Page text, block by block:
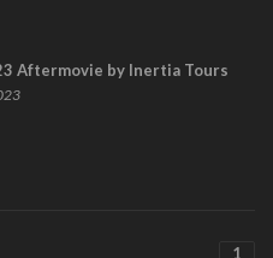
Aftermovie by Inertia Tours
1